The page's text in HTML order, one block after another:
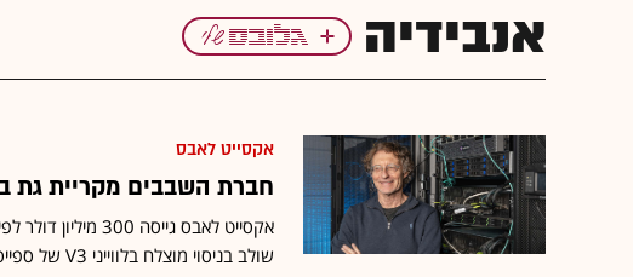
אנבידיה
אקסייט לאבס
חברת השבבים מקריית גת בגיוס ענק
שולב בניסוי מוצלח בלווייני V3 של ספייס אקס וממשיך לאתגר את אנבידיה בשוק מעבדי התקשורת